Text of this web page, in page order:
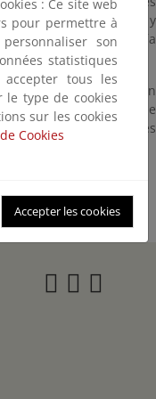
suministro y
de energía
inscritas en la Sección
de instalaciones de
consultados a través
: Ce site web
pour permettre à
son
statistiques
accepter tous les
le type de cookies
sur les cookies
Cookies
Accepter les cookies